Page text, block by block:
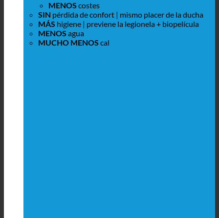
MENOS costes
SIN pérdida de confort | mismo placer de la ducha
MÁS higiene | previene la legionela + biopelícula
MENOS agua
MUCHO MENOS cal